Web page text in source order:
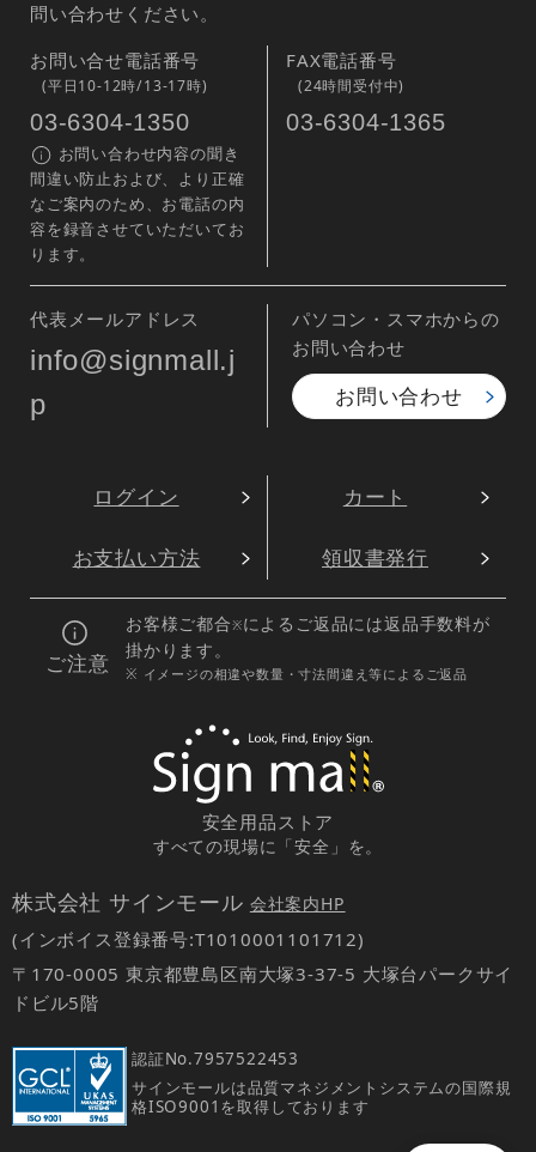
問い合わせください。
お問い合せ電話番号
(平日10-12時/13-17時)
03-6304-1350
お問い合わせ内容の聞き
間違い防止および、より正確
なご案内のため、お電話の内
容を録音させていただいてお
ります。
FAX電話番号
(24時間受付中)
03-6304-1365
代表メールアドレス
info@signmall.j
p
パソコン・スマホからの
お問い合わせ
お問い合わせ
ログイン カート
お支払い方法 領収書発行
ご注意
お客様ご都合※によるご返品には返品手数料が
掛かります。
※ イメージの相違や数量・寸法間違え等によるご返品
安全用品ストア
すべての現場に「安全」を。
株式会社 サインモール 会社案内HP
(インボイス登録番号:T1010001101712)
〒170-0005 東京都豊島区南大塚3-37-5 大塚台パークサイ
ドビル5階
認証No.7957522453
サインモールは品質マネジメントシステムの国際規
格ISO9001を取得しております